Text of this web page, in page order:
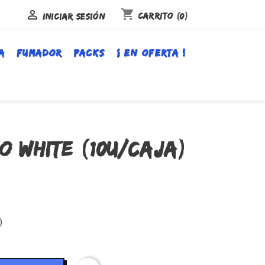
 Iniciar sesión shopping_cart Carrito (0)
FUMADOR PACKS ¡ EN OFERTA !
WHITE (10U/CAJA)